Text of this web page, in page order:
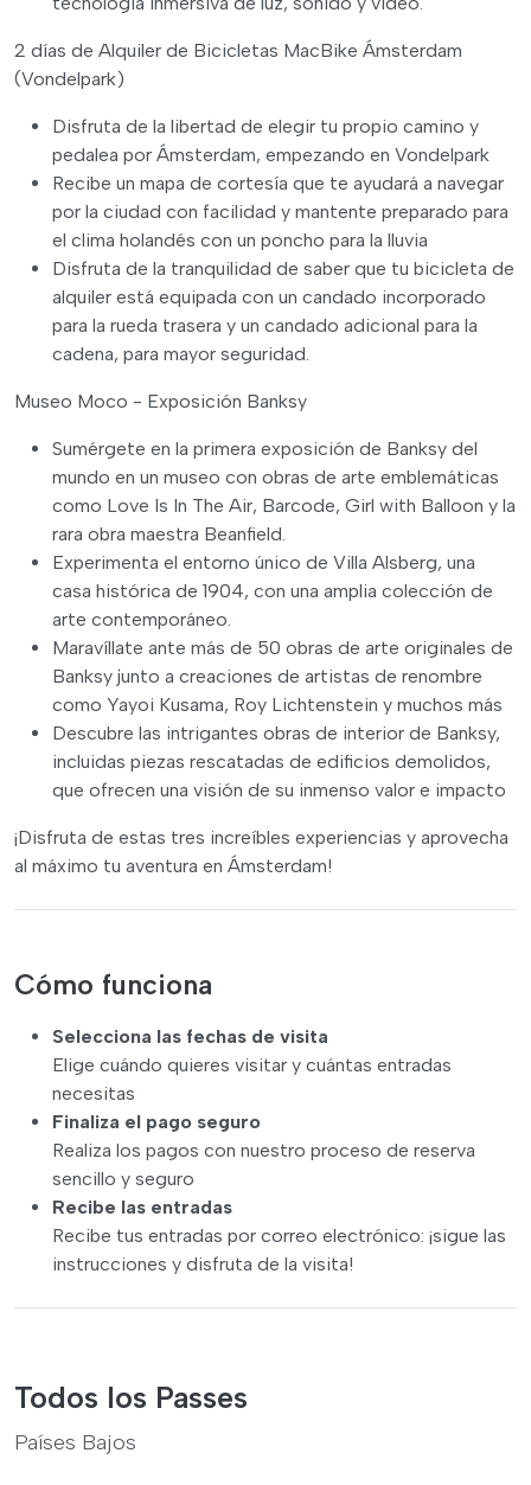
2 días de Alquiler de Bicicletas MacBike Ámsterdam
(Vondelpark)
Disfruta de la libertad de elegir tu propio camino y
pedalea por Ámsterdam, empezando en Vondelpark
Recibe un mapa de cortesía que te ayudará a navegar
por la ciudad con facilidad y mantente preparado para
el clima holandés con un poncho para la lluvia
Disfruta de la tranquilidad de saber que tu bicicleta de
alquiler está equipada con un candado incorporado
para la rueda trasera y un candado adicional para la
cadena, para mayor seguridad.
Museo Moco - Exposición Banksy
Sumérgete en la primera exposición de Banksy del
mundo en un museo con obras de arte emblemáticas
como Love Is In The Air, Barcode, Girl with Balloon y la
rara obra maestra Beanfield.
Experimenta el entorno único de Villa Alsberg, una
casa histórica de 1904, con una amplia colección de
arte contemporáneo.
Maravíllate ante más de 50 obras de arte originales de
Banksy junto a creaciones de artistas de renombre
como Yayoi Kusama, Roy Lichtenstein y muchos más
Descubre las intrigantes obras de interior de Banksy,
incluidas piezas rescatadas de edificios demolidos,
que ofrecen una visión de su inmenso valor e impacto
¡Disfruta de estas tres increíbles experiencias y aprovecha
al máximo tu aventura en Ámsterdam!
Cómo funciona
Selecciona las fechas de visita
Elige cuándo quieres visitar y cuántas entradas
necesitas
Finaliza el pago seguro
Realiza los pagos con nuestro proceso de reserva
sencillo y seguro
Recibe las entradas
Recibe tus entradas por correo electrónico: ¡sigue las
instrucciones y disfruta de la visita!
Todos los Passes
Países Bajos